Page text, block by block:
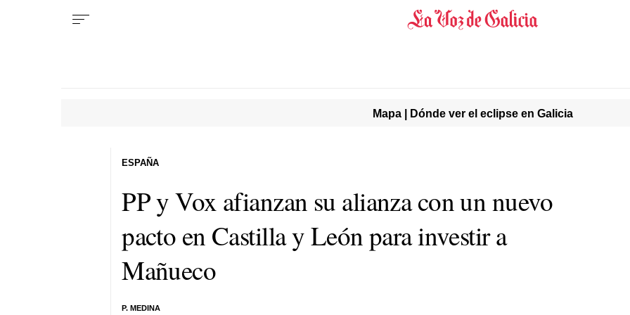
Mapa | Dónde ver el eclipse en Galicia
PP y Vox afianzan su alianza con un nuevo
pacto en Castilla y León para investir a
Mañueco
P. MEDINA
ESPAÑA